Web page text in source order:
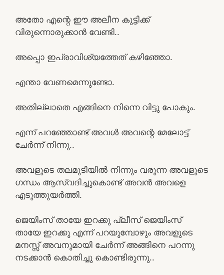
അതോ എന്റെ ഈ അലീന കുട്ടിക്ക്
വിരുന്നൊരുക്കാൻ വേണ്ടി..
അപ്പൊ ഇപ്രാവിശ്യത്തേത് കഴിഞ്ഞോ.
എന്താ വേണമെന്നുണ്ടോ.
അതില്ലാതെ എങ്ങിനെ നിന്നെ വിട്ടു പോകും.
എന്ന് പറഞ്ഞോണ്ട് അവൾ അവന്റെ മേലോട്ട്
ചേർന്ന് നിന്നു..
അവളുടെ തലമുടിയിൽ നിന്നും വരുന്ന അവളുടെ
ഗന്ധം ആസ്വദിച്ചുകൊണ്ട് അവൻ അവളെ
എടുത്തുയർത്തി.
ജെയിംസ് തായേ ഇറക്കു പ്ലീസ്‌ ജെയിംസ്
തായേ ഇറക്കു എന്ന് പറയുമ്പോഴും അവളുടെ
മനസ്സ് അവനുമായി ചേർന്ന് അങ്ങിനെ പറന്നു
നടക്കാൻ കൊതിച്ചു കൊണ്ടിരുന്നു..